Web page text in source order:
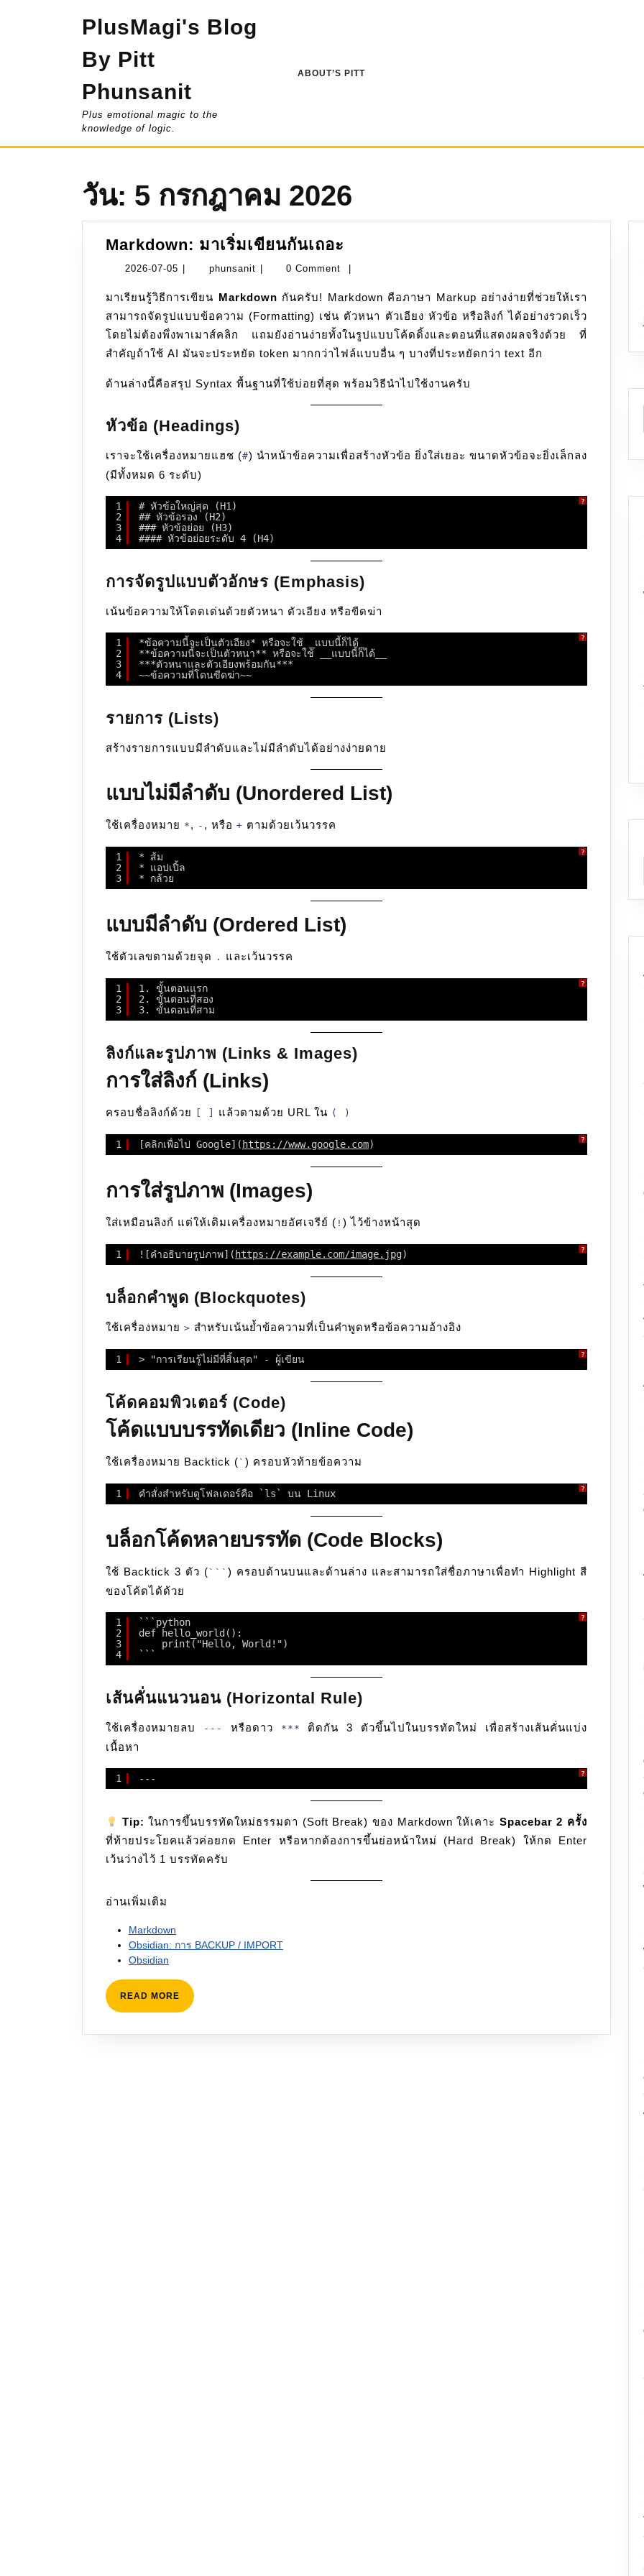
PlusMagi's Blog
By Pitt
Phunsanit
Plus emotional magic to the
knowledge of logic.
ABOUT’S PITT
วัน: 5 กรกฎาคม 2026
Markdown: มาเริ่มเขียนกันเถอะ
มา
เขียน
กัน
เถอะ
2026-07-05 2026-
05
phunsanit phunsanit0 Comment
มาเรียนรู้วิธีการเขียน Markdown กันครับ! Markdown คือภาษา Markup อย่างง่ายที่ช่วยให้เรา
สามารถจัดรูปแบบข้อความ (Formatting) เช่น ตัวหนา ตัวเอียง หัวข้อ หรือลิงก์ ได้อย่างรวดเร็ว
โดยไม่ต้องพึ่งพาเมาส์คลิก แถมยังอ่านง่ายทั้งในรูปแบบโค้ดดิ้งและตอนที่แสดงผลจริงด้วย ที่
สำคัญถ้าใช้ AI มันจะประหยัด token มากกว่าไฟล์แบบอื่น ๆ บางที่ประหยัดกว่า text อีก
ด้านล่างนี้คือสรุป Syntax พื้นฐานที่ใช้บ่อยที่สุด พร้อมวิธีนำไปใช้งานครับ
หัวข้อ (Headings)
เราจะใช้เครื่องหมายแฮช (#) นำหน้าข้อความเพื่อสร้างหัวข้อ ยิ่งใส่เยอะ ขนาดหัวข้อจะยิ่งเล็กลง
(มีทั้งหมด 6 ระดับ)
?
1
2
3
4
# หัวข้อใหญ่สุด (H1)
## หัวข้อรอง (H2)
### หัวข้อย่อย (H3)
#### หัวข้อย่อยระดับ 4 (H4)
การจัดรูปแบบตัวอักษร (Emphasis)
เน้นข้อความให้โดดเด่นด้วยตัวหนา ตัวเอียง หรือขีดฆ่า
?
1
2
3
4
*ข้อความนี้จะเป็นตัวเอียง* หรือจะใช้ _แบบนี้ก็ได้_
**ข้อความนี้จะเป็นตัวหนา** หรือจะใช้ __แบบนี้ก็ได้__
***ตัวหนาและตัวเอียงพร้อมกัน***
~~ข้อความที่โดนขีดฆ่า~~
รายการ (Lists)
สร้างรายการแบบมีลำดับและไม่มีลำดับได้อย่างง่ายดาย
แบบไม่มีลำดับ (Unordered List)
ใช้เครื่องหมาย * , - , หรือ + ตามด้วยเว้นวรรค
?
1
2
3
* ส้ม
* แอปเปิ้ล
* กล้วย
แบบมีลำดับ (Ordered List)
ใช้ตัวเลขตามด้วยจุด . และเว้นวรรค
?
1
2
3
1. ขั้นตอนแรก
2. ขั้นตอนที่สอง
3. ขั้นตอนที่สาม
ลิงก์และรูปภาพ (Links & Images)
การใส่ลิงก์ (Links)
ครอบชื่อลิงก์ด้วย แล้วตามด้วย URL ใน ( )
?
1 [คลิกเพื่อไป Google]( https://www.google.com)
การใส่รูปภาพ (Images)
ใส่เหมือนลิงก์ แต่ให้เติมเครื่องหมายอัศเจรีย์ ( ! ) ไว้ข้างหน้าสุด
?
1 ![คำอธิบายรูปภาพ]( https://example.com/image.jpg)
บล็อกคำพูด (Blockquotes)
ใช้เครื่องหมาย > สำหรับเน้นย้ำข้อความที่เป็นคำพูดหรือข้อความอ้างอิง
?
1 > "การเรียนรู้ไม่มีที่สิ้นสุด" - ผู้เขียน
โค้ดคอมพิวเตอร์ (Code)
โค้ดแบบบรรทัดเดียว (Inline Code)
ใช้เครื่องหมาย Backtick ( ` ) ครอบหัวท้ายข้อความ
?
1 คำสั่งสำหรับดูโฟลเดอร์คือ `ls` บน Linux
บล็อกโค้ดหลายบรรทัด (Code Blocks)
ใช้ Backtick 3 ตัว ( ``` ) ครอบด้านบนและด้านล่าง และสามารถใส่ชื่อภาษาเพื่อทำ Highlight สี
ของโค้ดได้ด้วย
?
1
2
3
4
```python
def hello_world():
print("Hello, World!")
```
เส้นคั่นแนวนอน (Horizontal Rule)
ใช้เครื่องหมายลบ --- หรือดาว ***
ติดกัน 3 ตัวขึ้นไปในบรรทัดใหม่ เพื่อสร้างเส้นคั่นแบ่ง
เนื้อหา
?
1 ---
Tip: ในการขึ้นบรรทัดใหม่ธรรมดา (Soft Break) ของ Markdown ให้เคาะ Spacebar 2 ครั้ง
ที่ท้ายประโยคแล้วค่อยกด Enter หรือหากต้องการขึ้นย่อหน้าใหม่ (Hard Break) ให้กด Enter
เว้นว่างไว้ 1 บรรทัดครับ
อ่านเพิ่มเติม
Markdown
Obsidian: การ BACKUP / IMPORT
Obsidian
READ MORE READ
MORE